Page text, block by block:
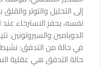
إلى التحليل والتوتر
نفسه، يحفز الاسترخاء عند
الدوبامين
في حالة من التدفق: نشيط
حالة التدفق هي عقلية